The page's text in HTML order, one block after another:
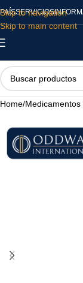
Skip to navigation
Skip to main content
PAÍSSERVICIOS
Home/